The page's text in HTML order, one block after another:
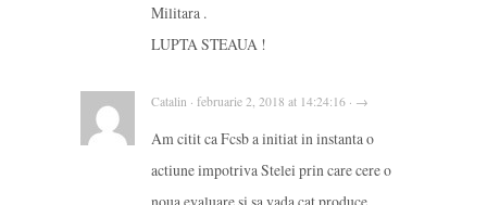
Militara .
LUPTA STEAUA !
Catalin · februarie 2, 2018 at 14:24:16 · →
Am citit ca Fcsb a initiat in instanta o
actiune impotriva Stelei prin care cere o
noua evaluare si sa vada cat produce